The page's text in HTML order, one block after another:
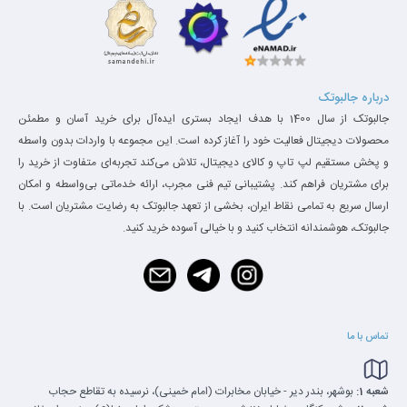
درباره جالبوتک
جالبوتک از سال 1400 با هدف ایجاد بستری ایده‌آل برای خرید آسان و مطمئن
محصولات دیجیتال فعالیت خود را آغاز کرده است. این مجموعه با واردات بدون واسطه
و پخش مستقیم لپ تاپ و کالای دیجیتال، تلاش می‌کند تجربه‌ای متفاوت از خرید را
برای مشتریان فراهم کند. پشتیبانی تیم فنی مجرب، ارائه خدماتی بی‌واسطه و امکان
ارسال سریع به تمامی نقاط ایران، بخشی از تعهد جالبوتک به رضایت مشتریان است. با
جالبوتک، هوشمندانه انتخاب کنید و با خیالی آسوده خرید کنید.
تماس با ما
شعبه 1:
بوشهر، بندر دیر - خیابان مخابرات (امام خمینی)، نرسیده به تقاطع حجاب